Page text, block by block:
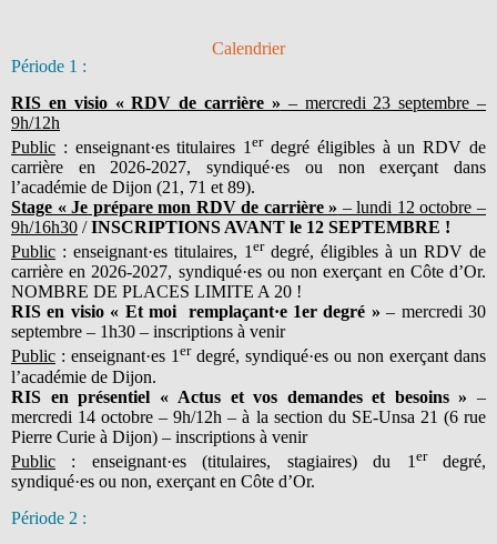
Calendrier
Période 1 :
RIS en visio « RDV de carrière » – mercredi 23 septembre –
9h/12h
Public : enseignant·es titulaires 1erdegré éligibles à un RDV de
carrière en 2026-2027, syndiqué·es ou non exerçant dans
l’académie de Dijon (21, 71 et 89).
Stage « Je prépare mon RDV de carrière » – lundi 12 octobre –
9h/16h30 /INSCRIPTIONS AVANT le 12 SEPTEMBRE !
Public : enseignant·es titulaires, 1 erdegré, éligibles à un RDV de
carrière en 2026-2027, syndiqué·es ou non exerçant en Côte d’Or.
NOMBRE DE PLACES LIMITE A 20 !
RIS en visio « Et moi remplaçant·e 1er degré » – mercredi 30
septembre – 1h30 – inscriptions à venir
Public : enseignant·es 1erdegré, syndiqué·es ou non exerçant dans
l’académie de Dijon.
RIS en présentiel « Actus et vos demandes et besoins » –
mercredi 14 octobre – 9h/12h – à la section du SE-Unsa 21 (6 rue
Pierre Curie à Dijon) – inscriptions à venir
Public : enseignant·es (titulaires, stagiaires) du 1 erdegré,
syndiqué·es ou non, exerçant en Côte d’Or.
Période 2 :